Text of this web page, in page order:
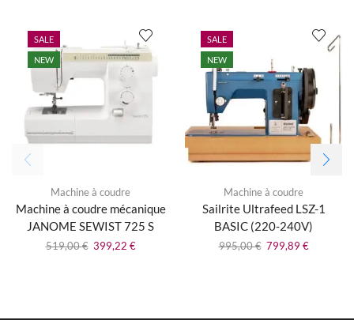
SALE
NEW
Machine à coudre
Machine à coudre mécanique
JANOME SEWIST 725 S
519,00€ 399,22 €
SALE
NEW
Machine à coudre
Sailrite Ultrafeed LSZ-1
BASIC (220-240V)
995,00€ 799,89 €